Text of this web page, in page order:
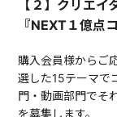
【２】クリエ
『NEXT１億点
購入会員様からご
選した15テーマで
門・動画部門でそ
を募集します。